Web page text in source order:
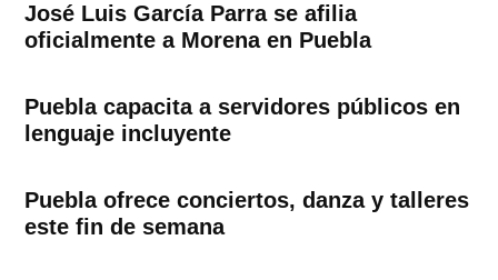
José Luis García Parra se afilia
oficialmente a Morena en Puebla
Puebla capacita a servidores públicos en
lenguaje incluyente
Puebla ofrece conciertos, danza y talleres
este fin de semana